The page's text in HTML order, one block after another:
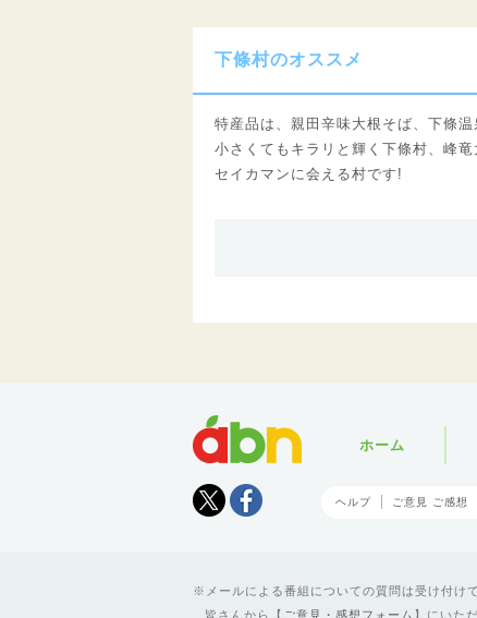
下條村のオススメ
特産品は、親田辛味大根そば、下條温
小さくてもキラリと輝く下條村、峰
セイカマンに会える村です!
Tweet
ホーム
ヘルプ ご意見 ご感想
メールによる番組についての質問は受け付
皆さんから【 ご意見・感想フォーム 】にいた